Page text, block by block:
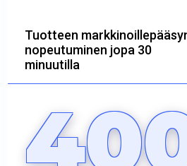
Tuotteen
nopeutuminen jopa 30
minuutilla